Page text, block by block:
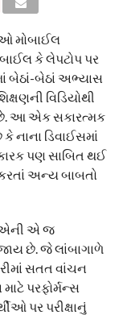
મોબાઈલ
કે લેપટોપ પર
બેઠાં-બેઠાં અભ્યાસ
વિડિયોથી
છે. આ એક સકારત્મક
નાના ડિવાઈસમાં
પણ સાબિત થઈ
અન્ય બાબતો
એની એ જ
છે. જે લાંબાગાળે
સતત વાંચન
માટે પરફોર્મન્સ
પર પરીક્ષાનું